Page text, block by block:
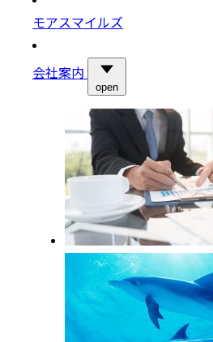
モアスマイルズ
会社案内
open